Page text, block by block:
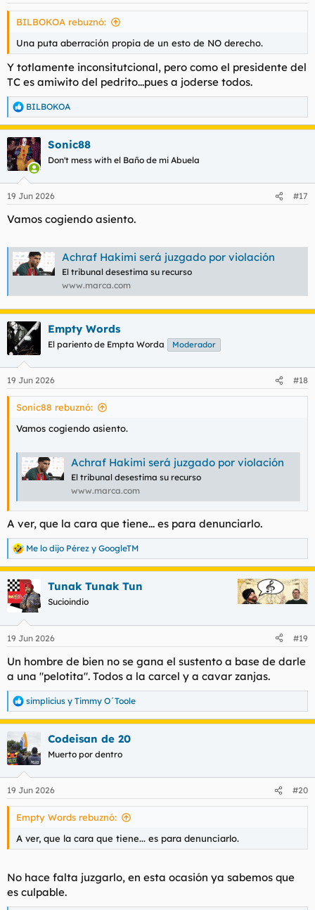
s
BILBOKOA rebuznó:
Una puta aberración propia de un esto de NO derecho.
Y totlamente inconsitutcional, pero como el presidente del
TC es amiwito del pedrito...pues a joderse todos.
R
e
a
c
c
i
e
:
BILBOKOA
Sonic88
Don't mess with el Baño de mi Abuela
19 Jun 2026 #17
Vamos cogiendo asiento.
Achraf Hakimi será juzgado por violación
El tribunal desestima su recurso
www.marca.com
Empty Words
El pariento de Empta Worda Moderador
19 Jun 2026 #18
Sonic88 rebuznó:
Vamos cogiendo asiento.
Achraf Hakimi será juzgado por violación
El tribunal desestima su recurso
www.marca.com
A ver, que la cara que tiene... es para denunciarlo.
R
e
c
c
i
e
:
Me lo dijo Pérez y GoogleTM
Tunak Tunak Tun
Sucioindio
19 Jun 2026 #19
Un hombre de bien no se gana el sustento a base de darle
a una "pelotita". Todos a la carcel y a cavar zanjas.
R
e
a
c
c
i
e
s
simplicius y Timmy O´Toole
Codeisan de 20
Muerto por dentro
19 Jun 2026 #20
Empty Words rebuznó:
A ver, que la cara que tiene... es para denunciarlo.
No hace falta juzgarlo, en esta ocasión ya sabemos que
es culpable.